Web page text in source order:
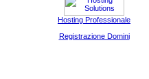
Hosting Professionale
Registrazione Domini